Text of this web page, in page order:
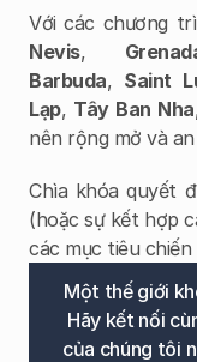
Với các chương
Nevis,
Barbuda, Saint
Lạp, Tây Ban Nha
nên rộng mở và
Chìa khóa quyết
(hoặc sự kết hợp
các mục tiêu
Một thế giới
Hãy kết nối
của chúng tôi